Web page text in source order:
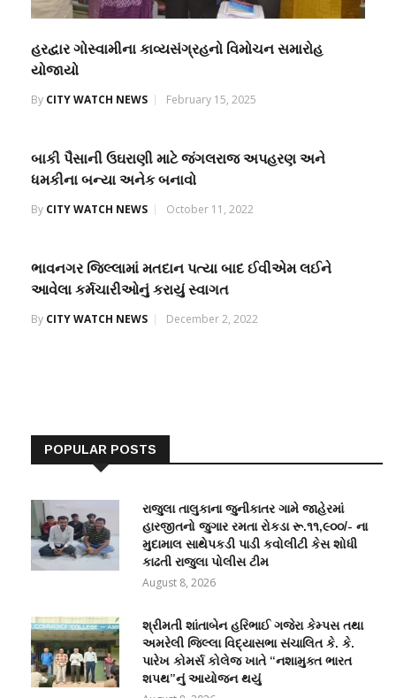
હરદ્વાર ગોસ્વામીના કાવ્યસંગ્રહનો વિમોચન સમારોહ
યોજાયો
By CITY WATCH NEWS February 15, 2025
બાકી પૈસાની ઉઘરાણી માટે જંગલરાજ અપહરણ અને
ધમકીના બન્યા અનેક બનાવો
By CITY WATCH NEWS October 11, 2022
ભાવનગર જિલ્લામાં મતદાન પત્યા બાદ ઈવીએમ લઈને
આવેલા કર્મચારીઓનું કરાયું સ્વાગત
By CITY WATCH NEWS December 2, 2022
POPULAR POSTS
રાજુલા તાલુકાના જુનીકાતર ગામે જાહેરમાં
હારજીતનો જુગાર રમતા રોકડા રૂ.૧૧,૯૦૦/- ના
મુદામાલ સાથેપકડી પાડી કવોલીટી કેસ શોધી
કાઢતી રાજુલા પોલીસ ટીમ
August 8, 2026
શ્રીમતી શાંતાબેન હરિભાઈ ગજેરા કેમ્પસ તથા
અમરેલી જિલ્લા વિદ્યાસભા સંચાલિત કે. કે.
પારેખ કોમર્સ કોલેજ ખાતે “નશામુક્ત ભારત
શપથ”નું આયોજન થયું